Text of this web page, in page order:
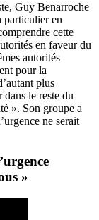
Guy Benarroche
particulier en
cette
en faveur du
autorités
pour la
plus
le reste du
». Son groupe a
ne serait
»